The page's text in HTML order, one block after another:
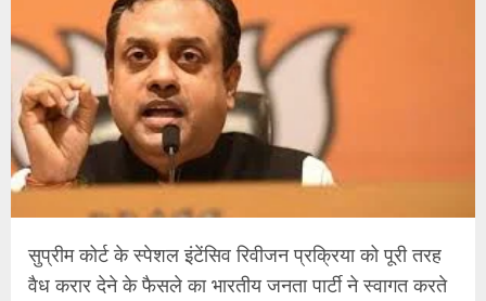
सुप्रीम कोर्ट के स्पेशल इंटेंसिव रिवीजन प्रक्रिया को पूरी तरह
वैध करार देने के फैसले का भारतीय जनता पार्टी ने स्वागत करते